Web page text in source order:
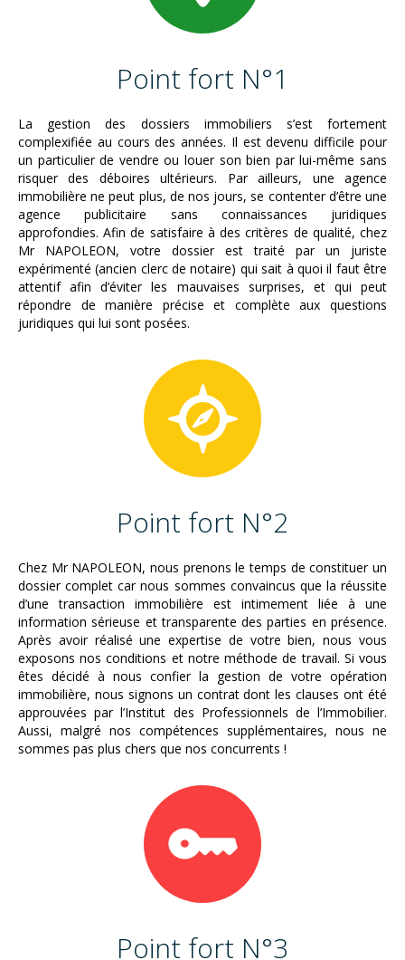
Point fort N°1
La gestion des dossiers immobiliers s’est fortement
complexifiée au cours des années. Il est devenu difficile pour
un particulier de vendre ou louer son bien par lui-même sans
risquer des déboires ultérieurs. Par ailleurs, une agence
immobilière ne peut plus, de nos jours, se contenter d’être une
agence publicitaire sans connaissances juridiques
approfondies. Afin de satisfaire à des critères de qualité, chez
Mr NAPOLEON, votre dossier est traité par un juriste
expérimenté (ancien clerc de notaire) qui sait à quoi il faut être
attentif afin d’éviter les mauvaises surprises, et qui peut
répondre de manière précise et complète aux questions
juridiques qui lui sont posées.
Point fort N°2
Chez Mr NAPOLEON, nous prenons le temps de constituer un
dossier complet car nous sommes convaincus que la réussite
d’une transaction immobilière est intimement liée à une
information sérieuse et transparente des parties en présence.
Après avoir réalisé une expertise de votre bien, nous vous
exposons nos conditions et notre méthode de travail. Si vous
êtes décidé à nous confier la gestion de votre opération
immobilière, nous signons un contrat dont les clauses ont été
approuvées par l’Institut des Professionnels de l’Immobilier.
Aussi, malgré nos compétences supplémentaires, nous ne
sommes pas plus chers que nos concurrents !
Point fort N°3